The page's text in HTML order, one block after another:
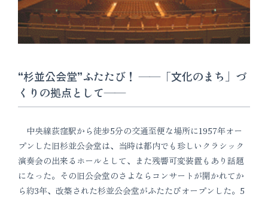
“杉並公会堂”ふたたび！ ――「文化のまち」づ
くりの拠点として――
中央線荻窪駅から徒歩5分の交通至便な場所に1957年オー
プンした旧杉並公会堂は、当時は都内でも珍しいクラシック
演奏会の出来るホールとして、また残響可変装置もあり話題
になった。その旧公会堂のさよならコンサートが開かれてか
ら約3年、改築された杉並公会堂がふたたびオープンした。5